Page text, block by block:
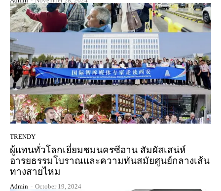
TRENDY
ผู้แทนทั่วโลกเยี่ยมชมนครซีอาน สัมผัสเสน่ห์
อารยธรรมโบราณและความทันสมัยศูนย์กลางเส้น
ทางสายไหม
Admin - October 19, 2024